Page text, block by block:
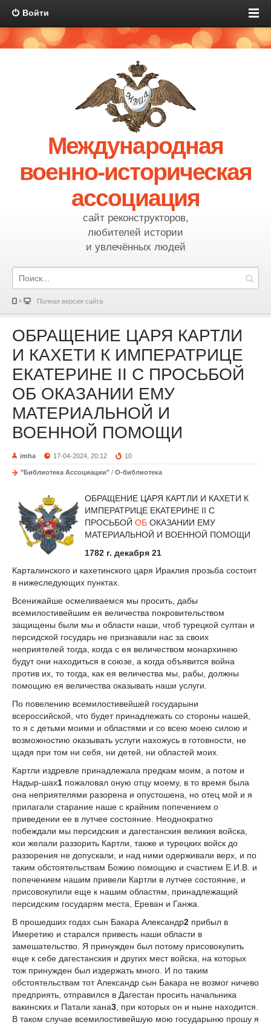
Войти
Международная
военно-историческая
ассоциация
сайт реконструкторов,
любителей истории
и увлечённых людей
Полная версия сайта
ОБРАЩЕНИЕ ЦАРЯ КАРТЛИ
И КАХЕТИ К ИМПЕРАТРИЦЕ
ЕКАТЕРИНЕ II С ПРОСЬБОЙ
ОБ ОКАЗАНИИ ЕМУ
МАТЕРИАЛЬНОЙ И
ВОЕННОЙ ПОМОЩИ
imha 17-04-2024, 20:12 10
"Библиотека Ассоциации" / О-библиотека
ОБРАЩЕНИЕ ЦАРЯ КАРТЛИ И КАХЕТИ К
ИМПЕРАТРИЦЕ ЕКАТЕРИНЕ II С
ПРОСЬБОЙ ОБ ОКАЗАНИИ ЕМУ
МАТЕРИАЛЬНОЙ И ВОЕННОЙ ПОМОЩИ
1782 г. декабря 21
Карталинского и кахетинского царя Ираклия прозьба состоит
в нижеследующих пунктах.
Всенижайше осмеливаемся мы просить, дабы
всемилостивейшим ея величества покровительством
защищены были мы и области наши, чтоб турецкой султан и
персидской государь не признавали нас за своих
неприятелей тогда, когда с ея величеством монархинею
будут они находиться в союзе, а когда объявится война
против их, то тогда, как ея величества мы, рабы, должны
помощию ея величества оказывать наши услуги.
По повелению всемилостивейшей государыни
всероссийской, что будет принадлежать со стороны нашей,
то я с детьми моими и областями и со всею моею силою и
возможностию оказывать услуги нахожусь в готовности, не
щадя при том ни себя, ни детей, ни областей моих.
Картли издревле принадлежала предкам моим, а потом и
Надыр-шах1 пожаловал оную отцу моему, в то время была
она неприятелями разорена и опустошена, но отец мой и я
прилагали старание наше с крайним попечением о
приведении ее в лутчее состояние. Неоднократно
побеждали мы персидския и дагестанския великия войска,
кои желали раззорить Картли, также и турецких войск до
раззорения не допускали, и над ними одерживали верх, и по
таким обстоятельствам Божию помощию и счастием Е.И.В. и
попечением нашим привели Картли в лутчее состояние, и
присовокупили еще к нашим областям, принадлежащий
персидским государям места, Ереван и Ганжа.
В прошедших годах сын Бакара Александр2 прибыл в
Имеретию и старался привесть наши области в
замешательство. Я принужден был потому присовокупить
еще к себе дагестанския и других мест войска, на которых
тож принужден был издержать много. И по таким
обстоятельствам тот Александр сын Бакара не возмог ничево
предприять, отправился в Дагестан просить начальника
вакинских и Патали хана3 , при которых он и ныне находится.
В таком случае всемилостивейшую мою государыню прошу я